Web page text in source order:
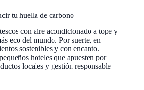
tu huella de carbono
con aire acondicionado a tope y
eco del mundo. Por suerte, en
sostenibles y con encanto.
hoteles que apuesten por
locales y gestión responsable